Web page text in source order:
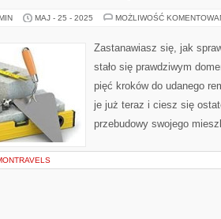
MAJ - 25 - 2025 MOŻLIWOŚĆ
Zastanawiasz się, jak
stało się prawdziwym
pięć kroków do udanego
je już teraz i ciesz się
przebudowy swojego